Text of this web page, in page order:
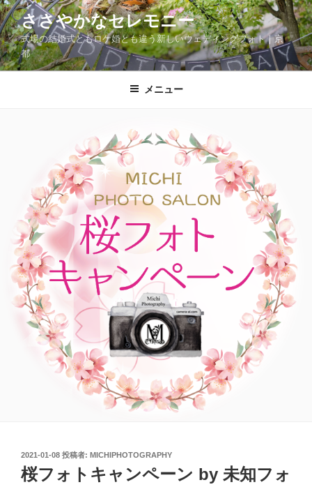
コ
ン
テ
ン
ツ
ささやかなセレモニー
式場の結婚式ともロケ婚とも違う新しいウェディングフォト｜京
都
メニュー
投
稿
日:
2021-01-08 投稿者: MICHIPHOTOGRAPHY
桜フォトキャンペーン by 未知フォ